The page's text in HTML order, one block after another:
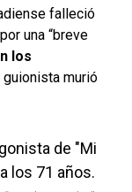
falleció
una “breve
los
guionista murió